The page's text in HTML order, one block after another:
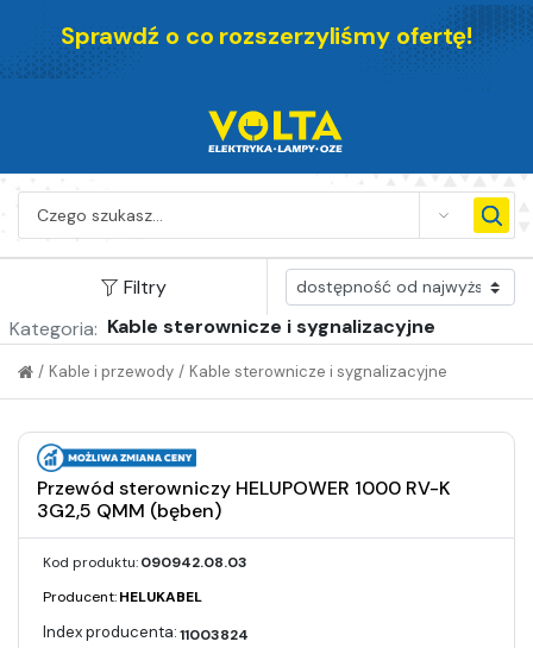
Sprawdź o co rozszerzyliśmy ofertę!
SEARCH
Filtry
Kategoria: Kable sterownicze i sygnalizacyjne
Kable sterownicze i sygnalizacyjne
/
Kable i przewody
/
Przewód sterowniczy HELUPOWER 1000 RV-K
3G2,5 QMM (bęben)
Kod produktu:090942.08.03
Producent:HELUKABEL
11003824